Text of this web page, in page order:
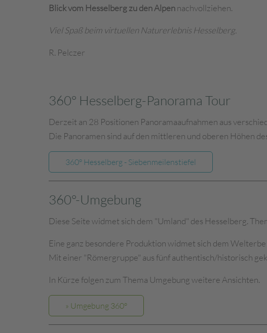
Blick vom Hesselberg zu den Alpennachvollziehen.
Viel Spaß beim virtuellen Naturerlebnis Hesselberg.
R. Pelczer
360° Hesselberg-Panorama Tour
Derzeit an 28 Positionen Panoramaaufnahmen aus
Die Panoramen sind auf den mittleren und oberen Höhen
360° Hesselberg - Siebenmeilenstiefel
360°-Umgebung
Diese Seite widmet sich dem "Umland" des Hesselberg.
Eine ganz besondere Produktion widmet sich dem Welterbe
Mit einer "Römergruppe" aus fünf authentisch/historisch
In Kürze folgen zum Thema Umgebung weitere Ansichten.
» Umgebung 360°